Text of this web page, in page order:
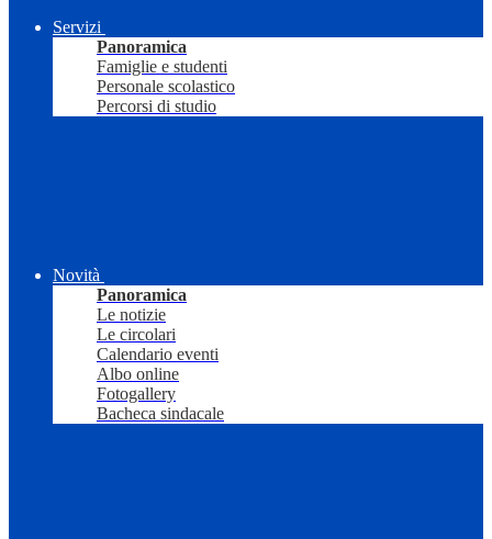
Servizi
Panoramica
Famiglie e studenti
Personale scolastico
Percorsi di studio
Novità
Panoramica
Le notizie
Le circolari
Calendario eventi
Albo online
Fotogallery
Bacheca sindacale